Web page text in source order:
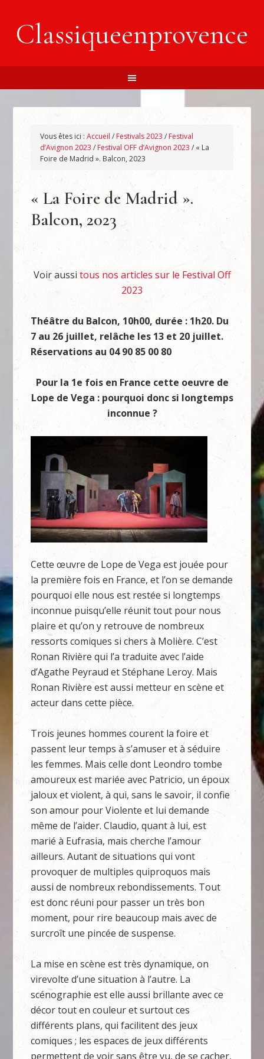
Classiqueenprovence
Vous êtes ici :Accueil / Festivals 2023 / Festival
d’Avignon 2023 / Festival OFF d’Avignon 2023 / « La
Foire de Madrid ». Balcon, 2023
« La Foire de Madrid ».
Balcon, 2023
Voir aussitous nos articles sur le Festival Off
2023
Théâtre du Balcon, 10h00, durée : 1h20. Du
7 au 26 juillet, relâche les 13 et 20 juillet.
Réservations au 04 90 85 00 80
Pour la 1e fois en France cette oeuvre de
Lope de Vega : pourquoi donc si longtemps
inconnue ?
Cette œuvre de Lope de Vega est jouée pour
la première fois en France, et l’on se demande
pourquoi elle nous est restée si longtemps
inconnue puisqu’elle réunit tout pour nous
plaire et qu’on y retrouve de nombreux
ressorts comiques si chers à Molière. C’est
Ronan Rivière qui l’a traduite avec l’aide
d’Agathe Peyraud et Stéphane Leroy. Mais
Ronan Rivière est aussi metteur en scène et
acteur dans cette pièce.
Trois jeunes hommes courent la foire et
passent leur temps à s’amuser et à séduire
les femmes. Mais celle dont Leondro tombe
amoureux est mariée avec Patricio, un époux
jaloux et violent, à qui, sans le savoir, il confie
son amour pour Violente et lui demande
même de l’aider. Claudio, quant à lui, est
marié à Eufrasia, mais cherche l’amour
ailleurs. Autant de situations qui vont
provoquer de multiples quiproquos mais
aussi de nombreux rebondissements. Tout
est donc réuni pour passer un très bon
moment, pour rire beaucoup mais avec de
surcroît une pincée de suspense.
La mise en scène est très dynamique, on
virevolte d’une situation à l’autre. La
scénographie est elle aussi brillante avec ce
décor tout en couleur et surtout ces
différents plans, qui facilitent des jeux
comiques ; les espaces de jeux différents
permettent de voir sans être vu, de se cacher,